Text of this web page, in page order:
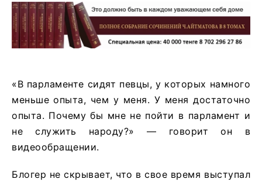
«В парламенте сидят певцы, у которых намного
меньше опыта, чем у меня. У меня достаточно
опыта. Почему бы мне не пойти в парламент и
не служить народу?» — говорит он в
видеообращении.
Блогер не скрывает, что в свое время выступал